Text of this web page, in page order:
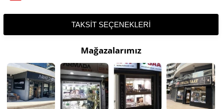
TAKSIT SEÇENEKLERI
Mağazalarımız